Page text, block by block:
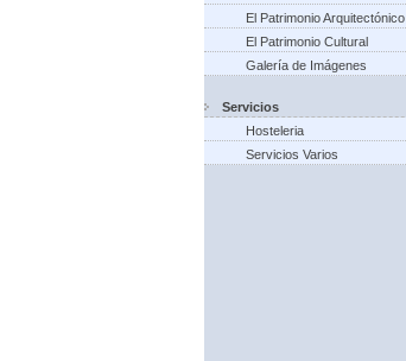
El Patrimonio Arquitectónico
El Patrimonio Cultural
Galería de Imágenes
Servicios
Hosteleria
Servicios Varios